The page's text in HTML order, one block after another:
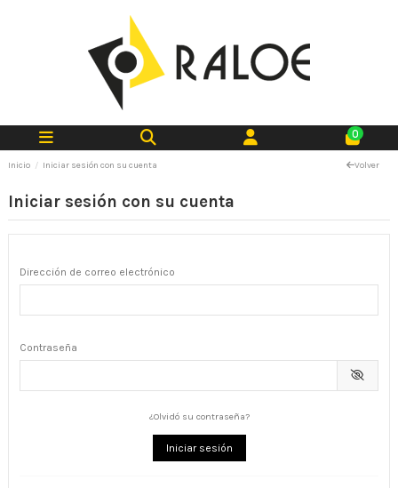
0
Inicio Iniciar sesión con su cuenta Volver
Iniciar sesión con su cuenta
Dirección de correo electrónico
Contraseña
¿Olvidó su contraseña?
Iniciar sesión